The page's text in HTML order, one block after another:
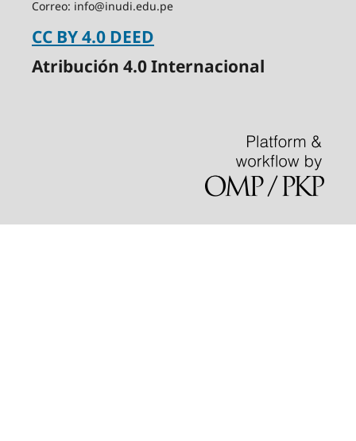
Correo: info@inudi.edu.pe
CC BY 4.0 DEED
Atribución 4.0 Internacional